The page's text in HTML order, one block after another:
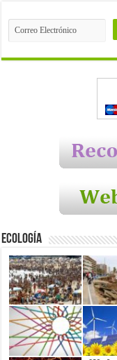
Ecología